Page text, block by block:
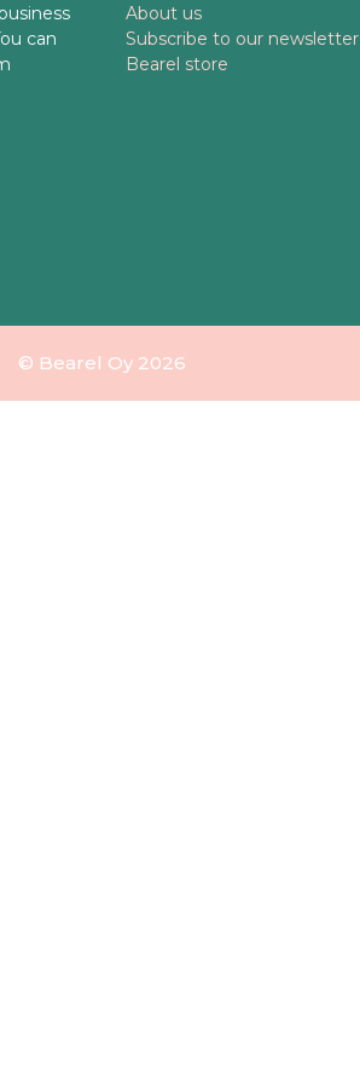
can
About us
Subscribe to our newsletter
Bearel store
© Bearel Oy 2026